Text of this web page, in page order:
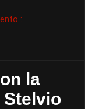
:
la
Stelvio